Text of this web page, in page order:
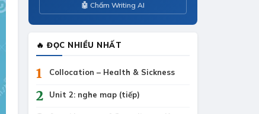
🤖 Chấm Writing AI
🔥 ĐỌC NHIỀU NHẤT
1 Collocation – Health & Sickness
2 Unit 2: nghe map (tiếp)